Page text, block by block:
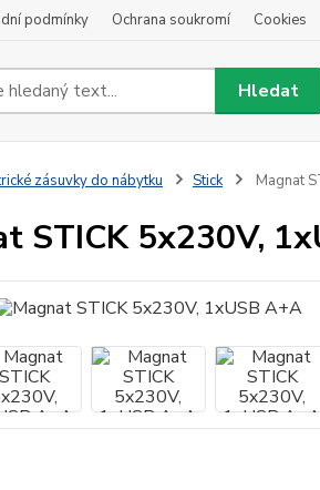
podmínky Ochrana soukromí Cookies
Hledat
zásuvky do nábytku Stick Magnat
STICK 5x230V,